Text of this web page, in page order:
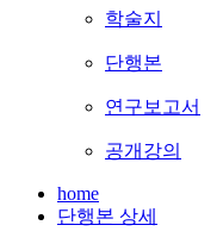
학술지
단행본
연구보고서
공개강의
home
단행본 상세